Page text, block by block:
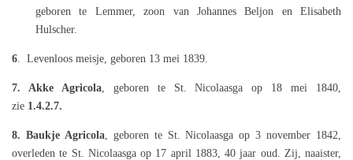
geboren te Lemmer, zoon van Johannes Beljon en Elisabeth
Hulscher.
6. Levenloos meisje, geboren 13 mei 1839.
7. Akke Agricola, geboren te St. Nicolaasga op 18 mei 1840,
zie 1.4.2.7.
8. Baukje Agricola, geboren te St. Nicolaasga op 3 november 1842,
overleden te St. Nicolaasga op 17 april 1883, 40 jaar oud. Zij, naaister,